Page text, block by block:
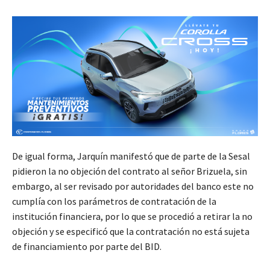
De igual forma, Jarquín manifestó que de parte de la Sesal
pidieron la no objeción del contrato al señor Brizuela, sin
embargo, al ser revisado por autoridades del banco este no
cumplía con los parámetros de contratación de la
institución financiera, por lo que se procedió a retirar la no
objeción y se especificó que la contratación no está sujeta
de financiamiento por parte del BID.